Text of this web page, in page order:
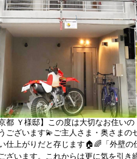
都 Ｙ様邸】この度は大切なお住い
ございます💫ご主人さま・奥さまの
仕上がりだと存じます🏠🌈「外壁の
ざいます。これからは更に気を引き